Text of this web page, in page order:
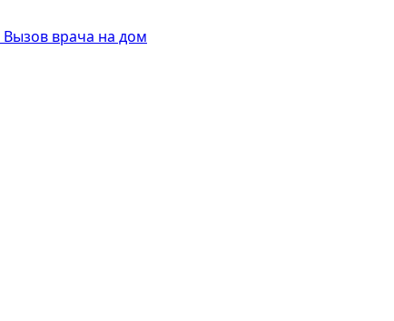
Вызов врача на дом